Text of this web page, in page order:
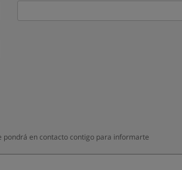
pondrá en contacto contigo para informarte